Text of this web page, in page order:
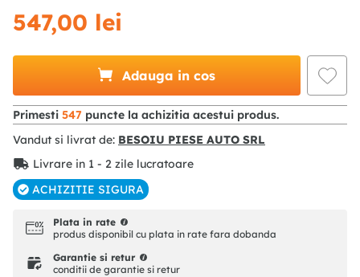
547,00 lei
Adauga in cos
Primesti 547 puncte la achizitia acestui produs.
Vandut si livrat de: BESOIU PIESE AUTO SRL
Livrare in 1 - 2 zile lucratoare
ACHIZITIE SIGURA
Plata in rate
produs disponibil cu plata in rate fara dobanda
Garantie si retur
conditii de garantie si retur